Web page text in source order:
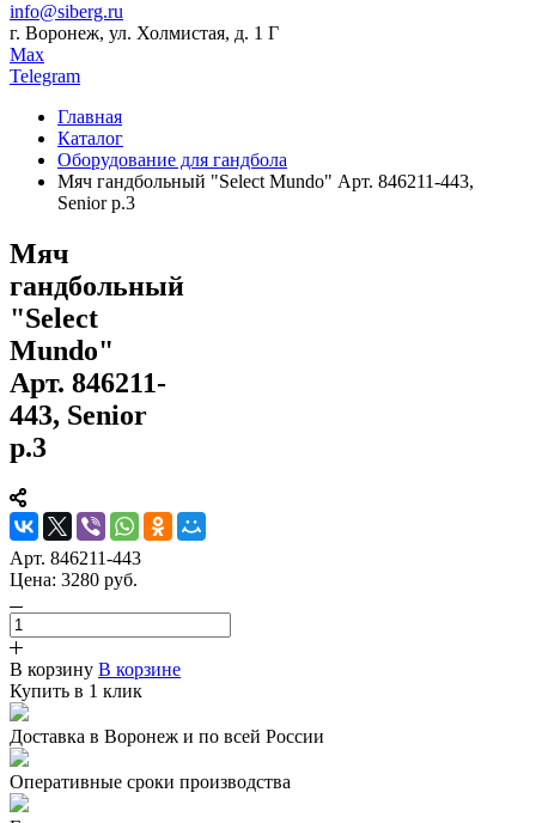
info@siberg.ru
г. Воронеж, ул. Холмистая, д. 1 Г
Max
Telegram
Главная
Каталог
Оборудование для гандбола
Мяч гандбольный "Select Mundo" Арт. 846211-443,
Senior р.3
Мяч
гандбольный
"Select
Mundo"
Арт. 846211-
443, Senior
р.3
Арт. 846211-443
Цена: 3280 руб.
В корзину В корзине
Купить в 1 клик
Доставка в Воронеж и по всей России
Оперативные сроки производства